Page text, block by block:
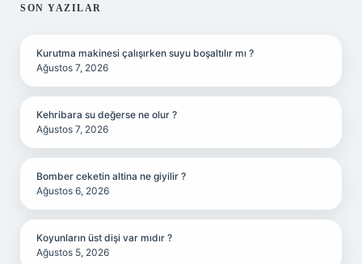
SIDEBAR
SON YAZILAR
Kurutma makinesi çalışırken suyu boşaltılır mı ?
Ağustos 7, 2026
Kehribara su değerse ne olur ?
Ağustos 7, 2026
Bomber ceketin altina ne giyilir ?
Ağustos 6, 2026
Koyunların üst dişi var mıdır ?
Ağustos 5, 2026